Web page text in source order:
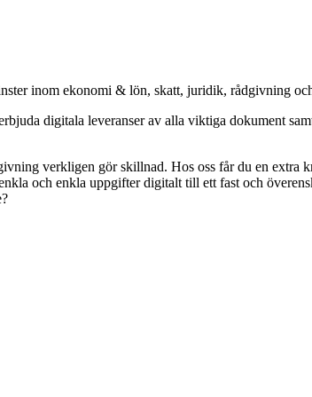
inom ekonomi & lön, skatt, juridik, rådgivning
digitala leveranser av alla viktiga dokument
verkligen gör skillnad. Hos oss får du en extra
och enkla uppgifter digitalt till ett fast och